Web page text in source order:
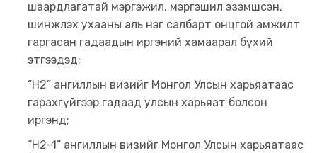
шаардлагатай мэргэжил, мэргэшил эзэмшсэн,
шинжлэх ухааны аль нэг салбарт онцгой амжилт
гаргасан гадаадын иргэний хамаарал бүхий
этгээдэд;
“H2” ангиллын визийг Монгол Улсын харьяатаас
гарахгүйгээр гадаад улсын харьяат болсон
иргэнд;
“H2-1” ангиллын визийг Монгол Улсын харьяатаас